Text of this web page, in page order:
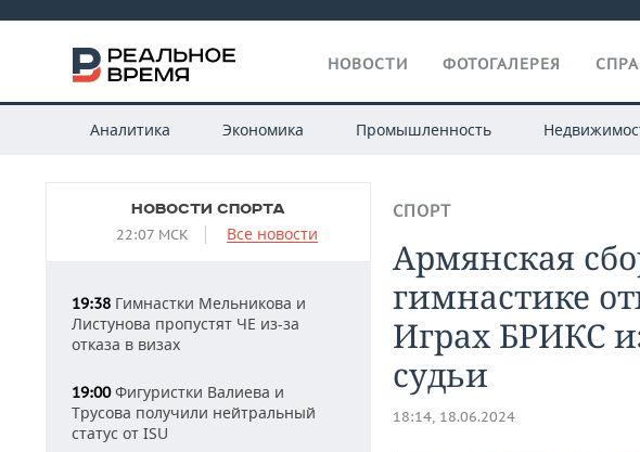
НОВОСТИ ФОТОГАЛЕРЕЯ
Аналитика Экономика Промышленность
НОВОСТИ СПОРТА
22:07 МСК Все новости
19:38 Гимнастки Мельникова и
Листунова пропустят ЧЕ из-за
отказа в визах
19:00Фигуристки Валиева и
Трусова получили нейтральный
статус от ISU
СПОРТ
Армянская
гимнастике
Играх БРИКС
судьи
18:14, 18.06.2024